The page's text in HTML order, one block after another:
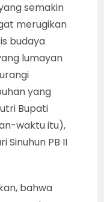
semakin
merugikan
budaya
lumayan
yang
Bupati
waktu itu),
Sinuhun PB II
bahwa